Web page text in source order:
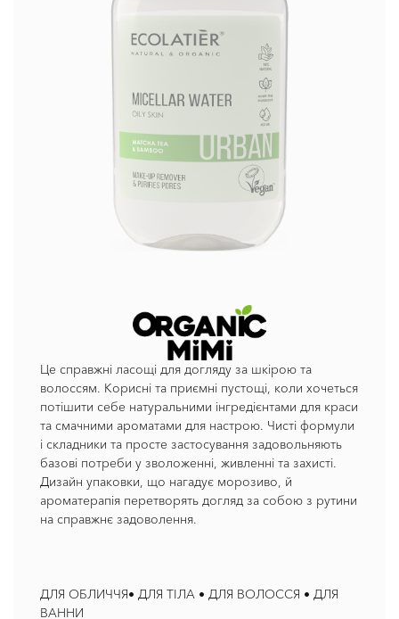
Це справжні ласощі для догляду за шкірою та
волоссям. Корисні та приємні пустощі, коли хочеться
потішити себе натуральними інгредієнтами для краси
та смачними ароматами для настрою. Чисті формули
і складники та просте застосування задовольняють
базові потреби у зволоженні, живленні та захисті.
Дизайн упаковки, що нагадує морозиво, й
ароматерапія перетворять догляд за собою з рутини
на справжнє задоволення.
ДЛЯ ОБЛИЧЧЯ• ДЛЯ ТІЛА • ДЛЯ ВОЛОССЯ • ДЛЯ
ВАННИ